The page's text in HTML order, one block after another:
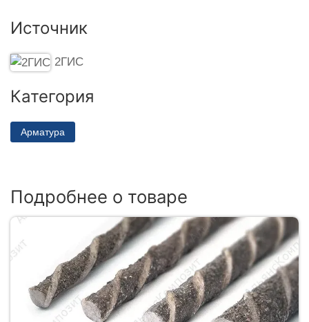
Источник
2ГИС
Категория
Арматура
Подробнее о товаре